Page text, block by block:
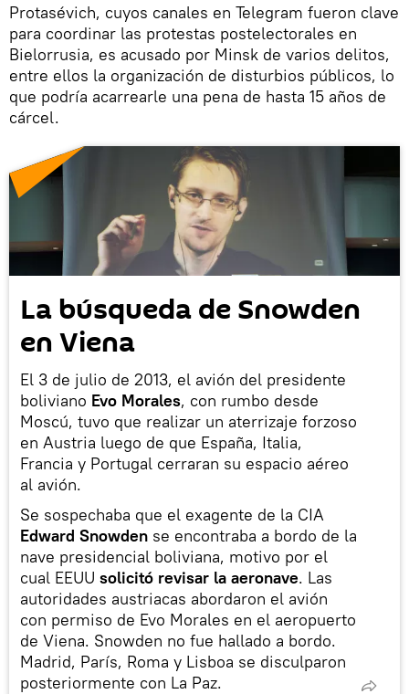
Protasévich, cuyos canales en Telegram fueron clave
para coordinar las protestas postelectorales en
Bielorrusia, es acusado por Minsk de varios delitos,
entre ellos la organización de disturbios públicos, lo
que podría acarrearle una pena de hasta 15 años de
cárcel.
La búsqueda de Snowden
en Viena
El 3 de julio de 2013, el avión del presidente
boliviano Evo Morales, con rumbo desde
Moscú, tuvo que realizar un aterrizaje forzoso
en Austria luego de que España, Italia,
Francia y Portugal cerraran su espacio aéreo
al avión.
Se sospechaba que el exagente de la CIA
Edward Snowden se encontraba a bordo de la
nave presidencial boliviana, motivo por el
cual EEUU solicitó revisar la aeronave. Las
autoridades austriacas abordaron el avión
con permiso de Evo Morales en el aeropuerto
de Viena. Snowden no fue hallado a bordo.
Madrid, París, Roma y Lisboa se disculparon
posteriormente con La Paz.